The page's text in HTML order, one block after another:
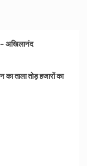
– अखिलानंद
का ताला तोड़ हजारों का